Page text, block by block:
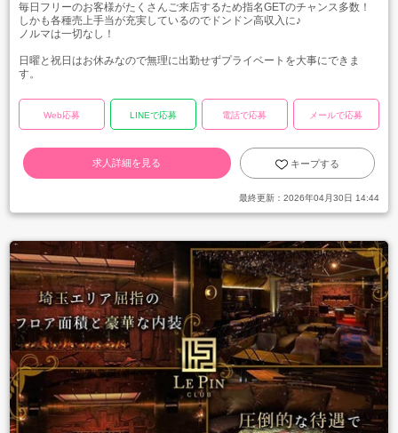
毎日フリーのお客様がたくさんご来店するため指名GETのチャンス多数！
しかも各種売上手当が充実しているのでドンドン高収入に♪
ノルマは一切なし！
日曜と祝日はお休みなので無理に出勤せずプライベートを大事にできま
す。
Web応募 LINEで応募 電話で応募 メールで応募
求人詳細を見る キープする
最終更新： 2026年04月30日 14:44